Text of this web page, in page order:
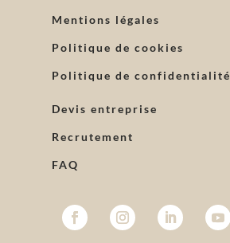
Mentions légales
Politique de cookies
Politique de confidentialité
Devis entreprise
Recrutement
FAQ